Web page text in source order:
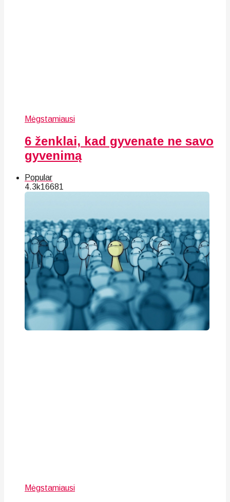
Mėgstamiausi
6 ženklai, kad gyvenate ne savo
gyvenimą
Popular
4.3k16681
Mėgstamiausi